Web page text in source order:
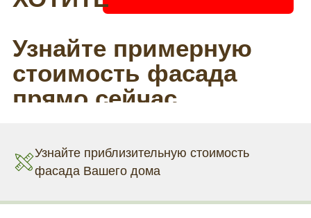
Узнайте приблизительную стоимость
фасада Вашего дома